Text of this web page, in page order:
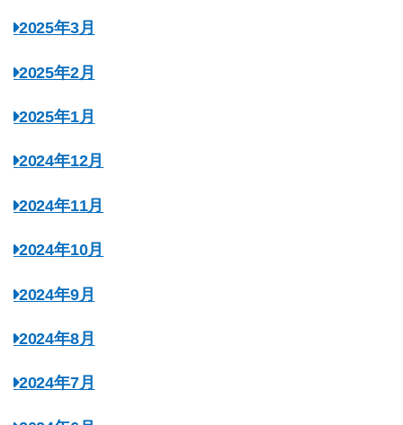
2025年3月
2025年2月
2025年1月
2024年12月
2024年11月
2024年10月
2024年9月
2024年8月
2024年7月